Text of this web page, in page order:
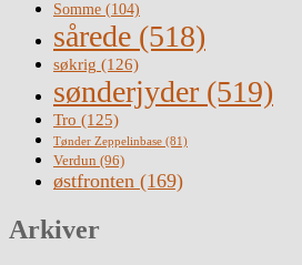
Somme (104)
sårede (518)
søkrig (126)
sønderjyder (519)
Tro (125)
Tønder Zeppelinbase (81)
Verdun (96)
østfronten (169)
Arkiver